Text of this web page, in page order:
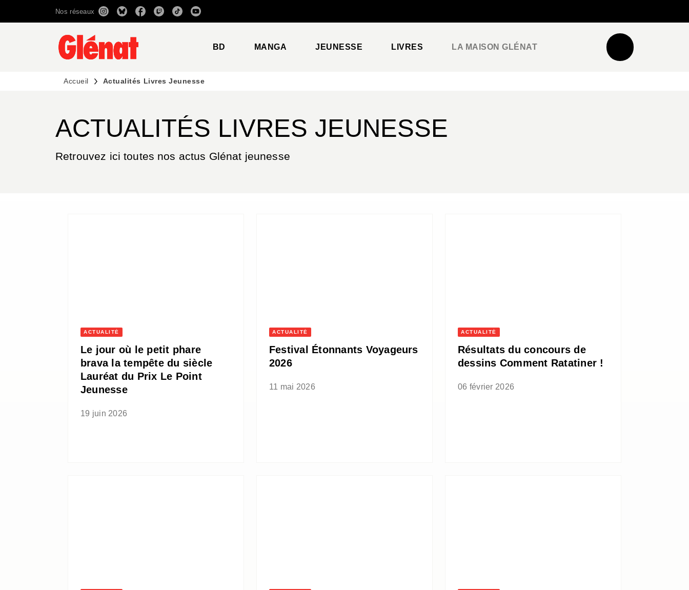
RECHERCHE CONTENU
Nos réseaux
BD MANGA JEUNESSE LIVRES LA MAISON GLÉNAT
Accueil Actualités Livres Jeunesse
ACTUALITÉS LIVRES JEUNESSE
Retrouvez ici toutes nos actus Glénat jeunesse
ACTUALITÉ
Le jour où le petit phare
brava la tempête du siècle
Lauréat du Prix Le Point
Jeunesse
19 juin 2026
ACTUALITÉ
Festival Étonnants Voyageurs
2026
11 mai 2026
ACTUALITÉ
Résultats du concours de
dessins Comment Ratatiner !
06 février 2026